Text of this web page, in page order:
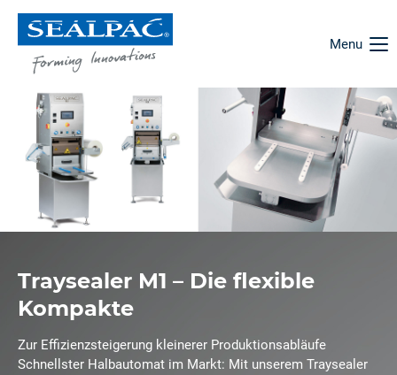
Menu
Traysealer M1 – Die flexible
Kompakte
Zur Effizienzsteigerung kleinerer Produktionsabläufe
Schnellster Halbautomat im Markt: Mit unserem Traysealer